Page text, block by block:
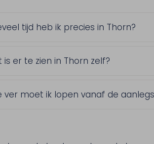
tijd heb ik precies in Thorn?
een korte wandeling tot een
is er te zien in Thorn zelf?
stamt. Ook een wandeling in het
ver moet ik lopen vanaf de
dus geen lange wandeling nodig